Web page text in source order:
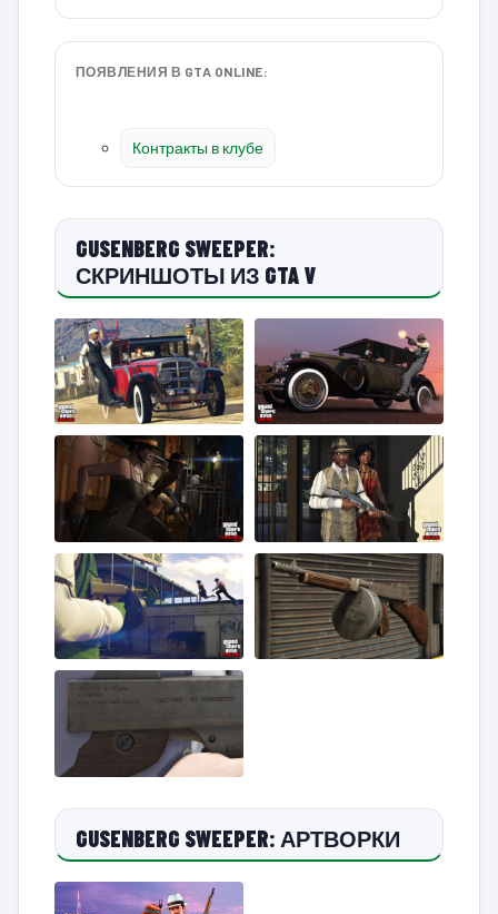
ПОЯВЛЕНИЯ В GTA ONLINE:
Контракты в клубе
GUSENBERG SWEEPER:
СКРИНШОТЫ ИЗ GTA V
GUSENBERG SWEEPER: АРТВОРКИ